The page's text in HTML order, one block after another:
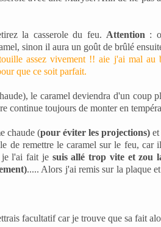
la casserole du feu. Attention :
sinon il aura un goût de brûlé
assez vivement !! aie j'ai mal au
que ce soit parfait.
le caramel deviendra d'un coup
continue toujours de monter en
chaude (pour éviter les projections)
de remettre le caramel sur le feu, car
je l'ai fait je suis allé trop vite et zou
..... Alors j'ai remis sur la plaque
facultatif car je trouve que sa fait